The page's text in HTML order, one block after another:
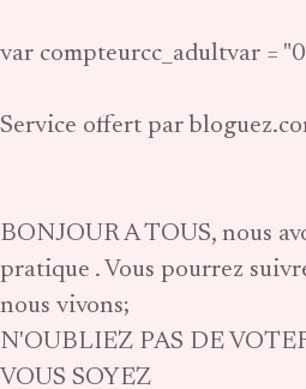
var compteurcc_adultvar =
Service offert par
BONJOUR A TOUS, nous
pratique . Vous pourrez
nous vivons;
N'OUBLIEZ PAS DE
VOUS SOYEZ